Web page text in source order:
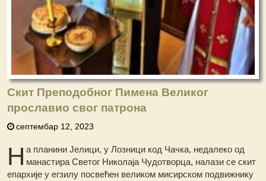
Скит Преподобног Пимена Великог
прославио свог патрона
септембар 12, 2023
Н а планини Јелици, у Лозници код Чачка, недалеко од
манастира Светог Николаја Чудотворца, налази се скит
епархије у егзилу посвећен великом мисирском подвижнику